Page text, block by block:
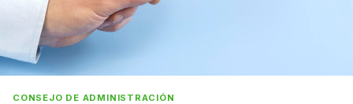
CONSEJO DE ADMINISTRACIÓN